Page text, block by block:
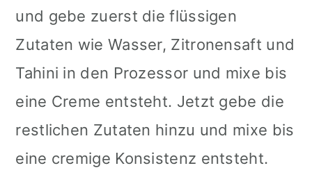
und gebe zuerst die flüssigen
Zutaten wie Wasser, Zitronensaft und
Tahini in den Prozessor und mixe bis
eine Creme entsteht. Jetzt gebe die
restlichen Zutaten hinzu und mixe bis
eine cremige Konsistenz entsteht.